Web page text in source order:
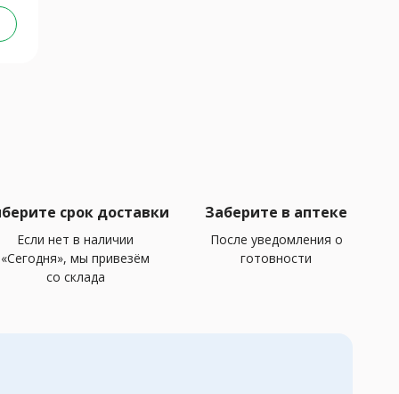
срок доставки
Если нет в наличии
«Сегодня», мы привезём
со склада
Заберите в аптеке
После уведомления о
готовности